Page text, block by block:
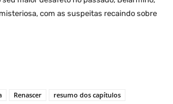
com as suspeitas recaindo sobre
Renascer resumo dos capítulos